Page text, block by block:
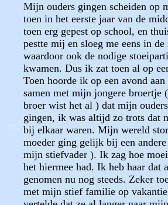
Mijn ouders gingen scheiden op
toen in het eerste jaar van de
toen erg gepest op school, en
pestte mij en sloeg me eens in
waardoor ook de nodige
kwamen. Dus ik zat toen al op
Toen hoorde ik op een avond
samen met mijn jongere broertje
broer wist het al ) dat mijn
gingen, ik was altijd zo trots dat
bij elkaar waren. Mijn wereld
moeder ging gelijk bij een
mijn stiefvader ). Ik zag hoe
het hiermee had. Ik heb haar
genomen nu nog steeds. Zeker
met mijn stief familie op vakantie